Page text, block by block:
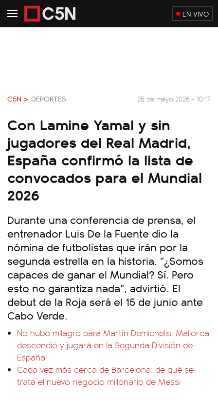
EN VIVO
C5N > DEPORTES 25 de mayo 2026 - 10:17
Con Lamine Yamal y sin
jugadores del Real Madrid,
España confirmó la lista de
convocados para el Mundial
2026
Durante una conferencia de prensa, el
entrenador Luis De la Fuente dio la
nómina de futbolistas que irán por la
segunda estrella en la historia. “¿Somos
capaces de ganar el Mundial? Sí. Pero
esto no garantiza nada”, advirtió. El
debut de la Roja será el 15 de junio ante
Cabo Verde.
No hubo milagro para Martín Demichelis: Mallorca
descendió y jugará en la Segunda División de
España
Cada vez más cerca de Barcelona: de qué se
trata el nuevo negocio millonario de Messi